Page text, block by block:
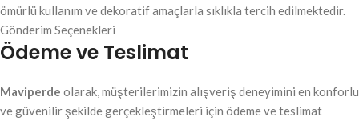
ömürlü kullanım ve dekoratif amaçlarla sıklıkla tercih edilmektedir.
Gönderim Seçenekleri
Ödeme ve Teslimat
Maviperde olarak, müşterilerimizin alışveriş deneyimini en konforlu
ve güvenilir şekilde gerçekleştirmeleri için ödeme ve teslimat